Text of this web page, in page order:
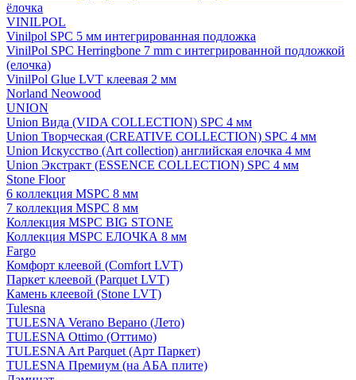
ёлочка
VINILPOL
Vinilpol SPC 5 мм интегрированная подложка
VinilPol SPC Herringbone 7 mm с интегрированной подложкой
(елочка)
VinilPol Glue LVT клеевая 2 мм
Norland Neowood
UNION
Union Вида (VIDA COLLECTION) SPC 4 мм
Union Творческая (CREATIVE COLLECTION) SPC 4 мм
Union Искусство (Art collection) английская елочка 4 мм
Union Экстракт (ESSENCE COLLECTION) SPC 4 мм
Stone Floor
6 коллекция MSPC 8 мм
7 коллекция MSPC 8 мм
Коллекция MSPC BIG STONE
Коллекция MSPC ЕЛОЧКА 8 мм
Fargo
Комфорт клеевой (Comfort LVT)
Паркет клеевой (Parquet LVT)
Камень клеевой (Stone LVT)
Tulesna
TULESNA Verano Верано (Лето)
TULESNA Ottimo (Оттимо)
TULESNA Art Parquet (Арт Паркет)
TULESNA Премиум (на АБА плите)